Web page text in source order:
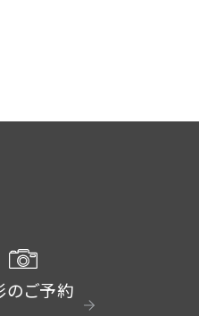
のご予約